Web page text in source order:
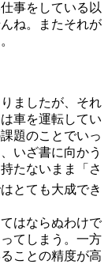
事をしている以
ね。またそれが
ましたが、それ
車を運転してい
題のことでいっ
いざ書に向かう
たないまま「さ
とても大成でき
はならぬわけで
てしまう。一方
ことの精度が高